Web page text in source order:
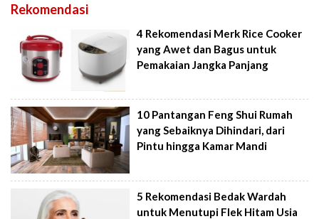
Rekomendasi
4 Rekomendasi Merk Rice Cooker
yang Awet dan Bagus untuk
Pemakaian Jangka Panjang
10 Pantangan Feng Shui Rumah
yang Sebaiknya Dihindari, dari
Pintu hingga Kamar Mandi
5 Rekomendasi Bedak Wardah
untuk Menutupi Flek Hitam Usia